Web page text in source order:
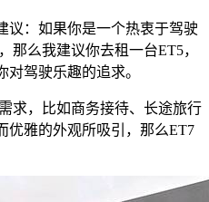
议：如果你是一个热衷于驾驶
那么我建议你去租一台ET5，
驾驶乐趣的追求。
求，比如商务接待、长途旅行
优雅的外观所吸引，那么ET7